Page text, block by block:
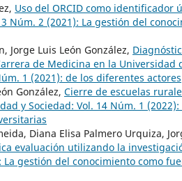
Uso del ORCID como identificador
Núm. 2 (2021): La gestión del
Jorge Luis León González,
de Medicina en la Universidad
1 (2021): de los diferentes actores
González, Cierre de escuelas
y Sociedad: Vol. 14 Núm. 1
Diana Elisa Palmero Urquiza,
evaluación utilizando la
La gestión del conocimiento como